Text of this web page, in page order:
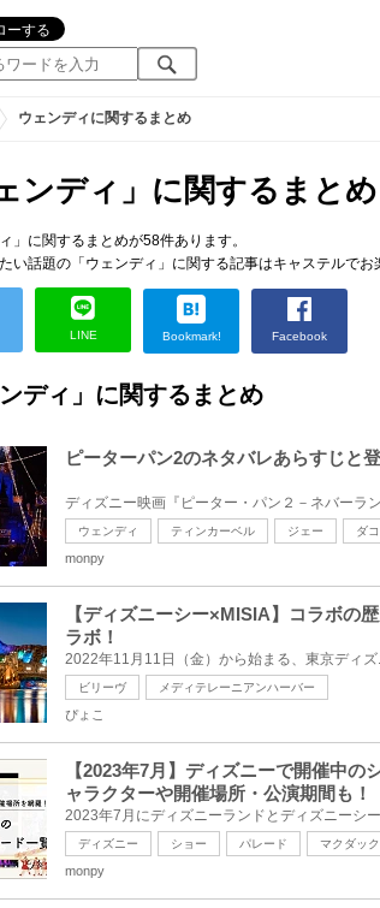
ウェンディに関するまとめ
ンディ」に関するまとめ
」に関するまとめが58件あります。
い話題の「ウェンディ」に関する記事はキャステルでお
LINE Bookmark! Facebook
ンディ」に関するまとめ
ピーターパン2のネタバレあらすじと
ウェンディ ティンカーベル ジェー ダコ
monpy
【ディズニーシー×MISIA】コラボの
ラボ！
ビリーヴ メディテレーニアンハーバー
ぴょこ
【2023年7月】ディズニーで開催中
ャラクターや開催場所・公演期間も！
ディズニー ショー パレード マクダック
monpy